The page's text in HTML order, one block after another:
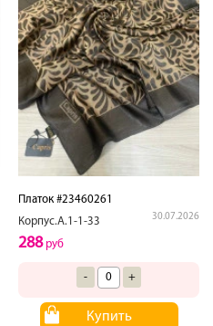
Платок #23460261
Корпус.А.1-1-33
30.07.2026
288руб
- +
Купить